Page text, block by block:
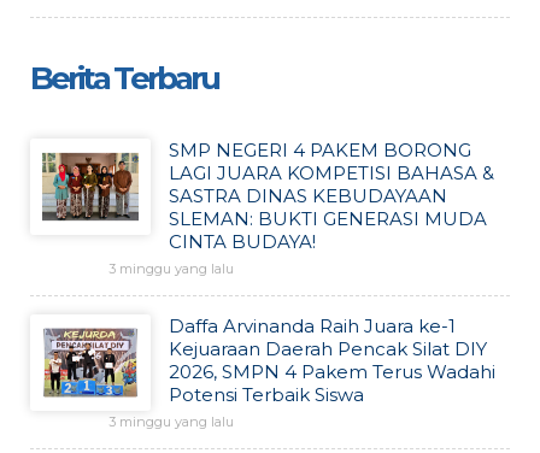
Berita Terbaru
SMP NEGERI 4 PAKEM BORONG
LAGI JUARA KOMPETISI BAHASA &
SASTRA DINAS KEBUDAYAAN
SLEMAN: BUKTI GENERASI MUDA
CINTA BUDAYA!
3 minggu yang lalu
Daffa Arvinanda Raih Juara ke-1
Kejuaraan Daerah Pencak Silat DIY
2026, SMPN 4 Pakem Terus Wadahi
Potensi Terbaik Siswa
3 minggu yang lalu